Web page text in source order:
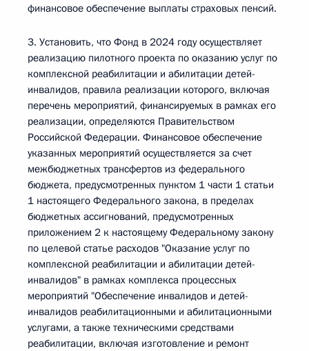
финансовое обеспечение выплаты страховых пенсий.
3. Установить, что Фонд в 2024 году осуществляет
реализацию пилотного проекта по оказанию услуг по
комплексной реабилитации и абилитации детей-
инвалидов, правила реализации которого, включая
перечень мероприятий, финансируемых в рамках его
реализации, определяются Правительством
Российской Федерации. Финансовое обеспечение
указанных мероприятий осуществляется за счет
межбюджетных трансфертов из федерального
бюджета, предусмотренных пунктом 1 части 1 статьи
1 настоящего Федерального закона, в пределах
бюджетных ассигнований, предусмотренных
приложением 2 к настоящему Федеральному закону
по целевой статье расходов "Оказание услуг по
комплексной реабилитации и абилитации детей-
инвалидов" в рамках комплекса процессных
мероприятий "Обеспечение инвалидов и детей-
инвалидов реабилитационными и абилитационными
услугами, а также техническими средствами
реабилитации, включая изготовление и ремонт